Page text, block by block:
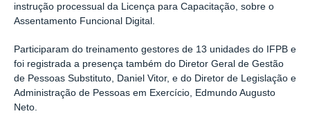
instrução processual da Licença para Capacitação, sobre o
Assentamento Funcional Digital.
Participaram do treinamento gestores de 13 unidades do IFPB e
foi registrada a presença também do Diretor Geral de Gestão
de Pessoas Substituto, Daniel Vitor, e do Diretor de Legislação e
Administração de Pessoas em Exercício, Edmundo Augusto
Neto.